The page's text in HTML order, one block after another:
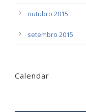
outubro 2015
setembro 2015
Calendar